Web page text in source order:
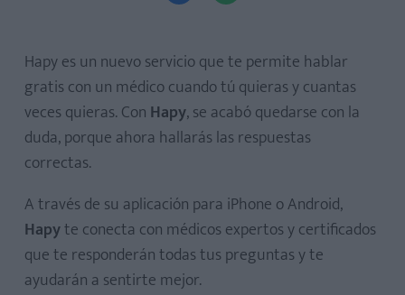
Hapy es un nuevo servicio que te permite hablar
gratis con un médico cuando tú quieras y cuantas
veces quieras. Con Hapy, se acabó quedarse con la
duda, porque ahora hallarás las respuestas
correctas.
A través de su aplicación para iPhone o Android,
Hapyte conecta con médicos expertos y certificados
que te responderán todas tus preguntas y te
ayudarán a sentirte mejor.